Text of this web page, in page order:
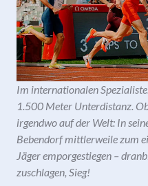
Im internationalen
1.500 Meter Unterdistanz.
irgendwo auf der Welt: In
Bebendorf mittlerweile zum
Jäger emporgestiegen –
zuschlagen, Sieg!